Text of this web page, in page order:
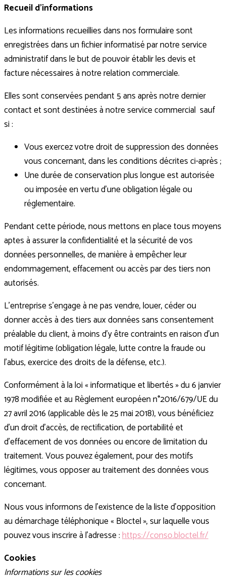
Recueil d’informations
Les informations recueillies dans nos formulaire sont
enregistrées dans un fichier informatisé par notre service
administratif dans le but de pouvoir établir les devis et
facture nécessaires à notre relation commerciale.
Elles sont conservées pendant 5 ans après notre dernier
contact et sont destinées à notre service commercial sauf
si :
Vous exercez votre droit de suppression des données
vous concernant, dans les conditions décrites ci-après ;
Une durée de conservation plus longue est autorisée
ou imposée en vertu d’une obligation légale ou
réglementaire.
Pendant cette période, nous mettons en place tous moyens
aptes à assurer la confidentialité et la sécurité de vos
données personnelles, de manière à empêcher leur
endommagement, effacement ou accès par des tiers non
autorisés.
L’entreprise s’engage à ne pas vendre, louer, céder ou
donner accès à des tiers aux données sans consentement
préalable du client, à moins d’y être contraints en raison d’un
motif légitime (obligation légale, lutte contre la fraude ou
l’abus, exercice des droits de la défense, etc.).
Conformément à la loi « informatique et libertés » du 6 janvier
1978 modifiée et au Règlement européen n°2016/679/UE du
27 avril 2016 (applicable dès le 25 mai 2018), vous bénéficiez
d’un droit d’accès, de rectification, de portabilité et
d’effacement de vos données ou encore de limitation du
traitement. Vous pouvez également, pour des motifs
légitimes, vous opposer au traitement des données vous
concernant.
Nous vous informons de l’existence de la liste d’opposition
au démarchage téléphonique « Bloctel », sur laquelle vous
pouvez vous inscrire à l’adresse :https://conso.bloctel.fr/
Cookies
Informations sur les cookies